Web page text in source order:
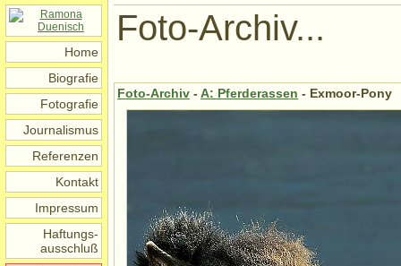
Home
Biografie
Fotografie
Journalismus
Referenzen
Kontakt
Impressum
Haftungs-
ausschluß
Foto-Archiv...
Foto-Archiv - A: Pferderassen - Exmoor-Pony